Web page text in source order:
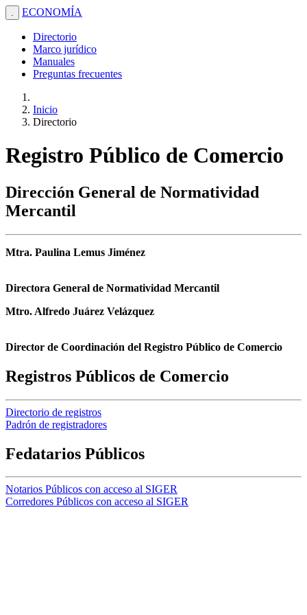
. ECONOMÍA
Directorio
Marco jurídico
Manuales
Preguntas frecuentes
Inicio
Directorio
Registro Público de Comercio
Dirección General de Normatividad
Mercantil
Mtra. Paulina Lemus Jiménez
Directora General de Normatividad Mercantil
Mtro. Alfredo Juárez Velázquez
Director de Coordinación del Registro Público de Comercio
Registros Públicos de Comercio
Directorio de registros
Padrón de registradores
Fedatarios Públicos
Notarios Públicos con acceso al SIGER
Corredores Públicos con acceso al SIGER